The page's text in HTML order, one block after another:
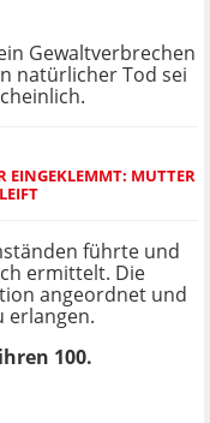
Gewaltverbrechen
natürlicher Tod sei
EINGEKLEMMT: MUTTER
führte und
ermittelt. Die
angeordnet und
erlangen.
100.